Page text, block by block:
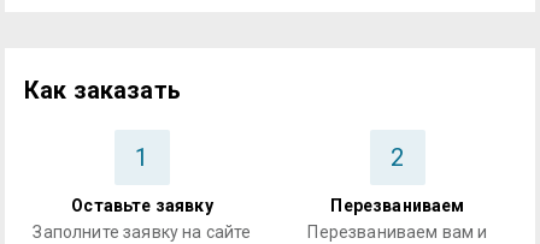
Как заказать
1
Оставьте заявку
Заполните заявку на сайте
2
Перезваниваем
Перезваниваем вам и